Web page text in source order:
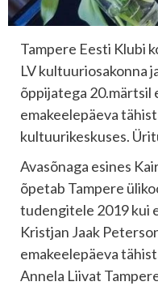
Tampere Eesti Klubi
LV kultuuriosakonna
õppijatega 20.märtsil
emakeelepäeva
kultuurikeskuses.
Avasõnaga esines
õpetab Tampere
tudengitele 2019 kui
Kristjan Jaak
emakeelepäeva
Annela Liivat